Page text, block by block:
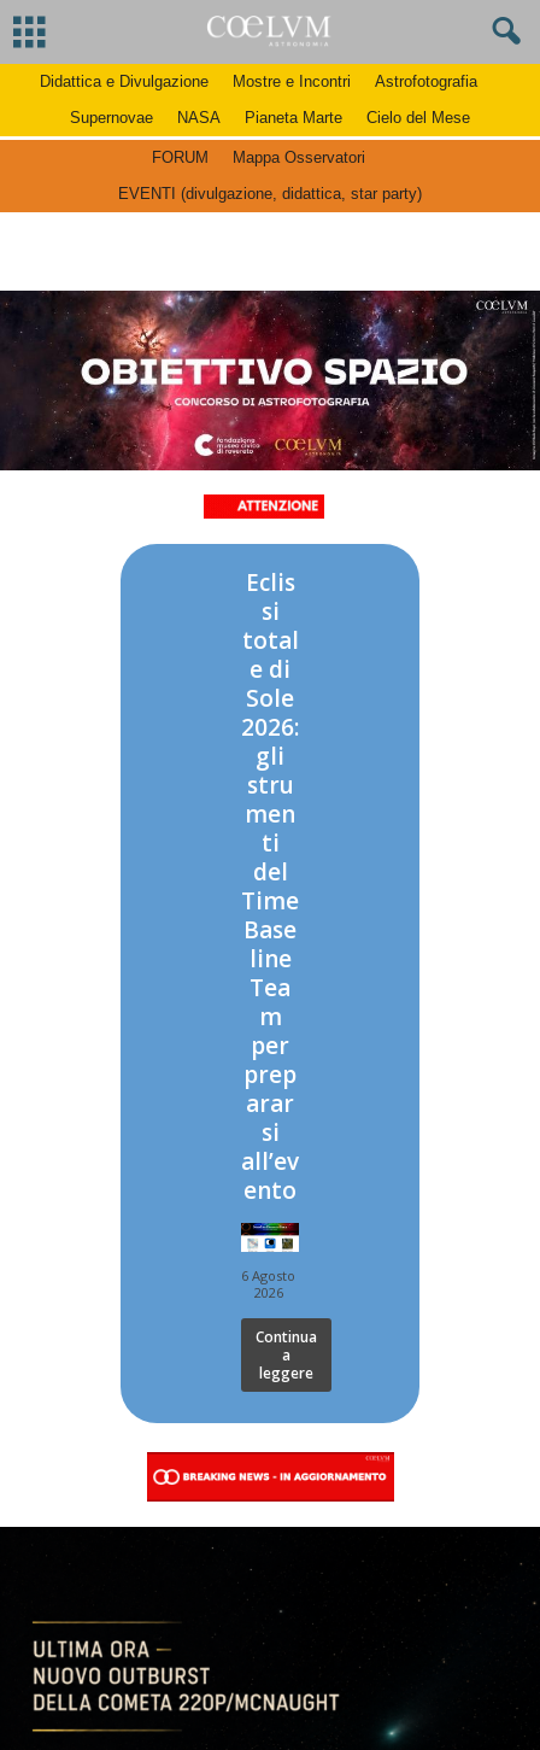
Didattica e Divulgazione Mostre e Incontri
Astrofotografia
Supernovae
NASA Pianeta Marte Cielo del Mese
FORUM
Mappa Osservatori
EVENTI (divulgazione, didattica, star party)
Eclis
si
total
e di
Sole
2026:
gli
stru
men
ti
del
Time
Base
line
Tea
m
per
prep
arar
si
all’ev
ento
6 Agosto
2026
Continua
a
leggere